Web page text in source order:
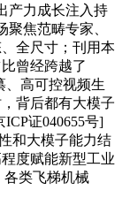
产力成长注入持
焦范畴专家、
全尺寸；刊用本
曾经跨越了
、高可控视频生
背后都有大模子
证040655号]
和大模子能力结
度赋能新型工业
各类飞梯机械